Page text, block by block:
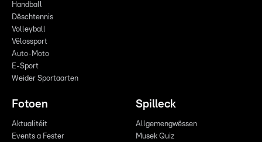
Handball
Dëschtennis
Volleyball
Vëlossport
Auto-Moto
E-Sport
Weider Sportaarten
Fotoen
Aktualitéit
Events a Fester
Spilleck
Allgemengwëssen
Musek Quiz